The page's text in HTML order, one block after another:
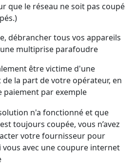
que le réseau ne soit pas coupé
débrancher tous vos appareils
multiprise parafoudre
être victime d'une
la part de votre opérateur, en
paiement par exemple
n'a fonctionné et que
toujours coupée, vous n’avez
votre fournisseur pour
avec une coupure internet